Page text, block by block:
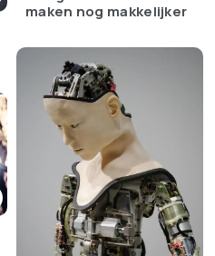
maken nog makkelijker